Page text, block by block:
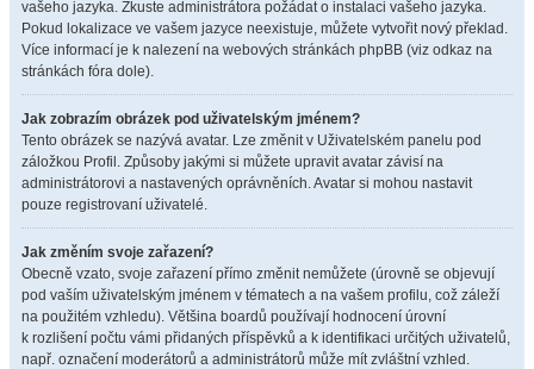
vašeho jazyka. Zkuste administrátora požádat o instalaci vašeho jazyka.
Pokud lokalizace ve vašem jazyce neexistuje, můžete vytvořit nový překlad.
Více informací je k nalezení na webových stránkách phpBB (viz odkaz na
stránkách fóra dole).
Jak zobrazím obrázek pod uživatelským jménem?
Tento obrázek se nazývá avatar. Lze změnit v Uživatelském panelu pod
záložkou Profil. Způsoby jakými si můžete upravit avatar závisí na
administrátorovi a nastavených oprávněních. Avatar si mohou nastavit
pouze registrovaní uživatelé.
Jak změním svoje zařazení?
Obecně vzato, svoje zařazení přímo změnit nemůžete (úrovně se objevují
pod vaším uživatelským jménem v tématech a na vašem profilu, což záleží
na použitém vzhledu). Většina boardů používají hodnocení úrovní
k rozlišení počtu vámi přidaných příspěvků a k identifikaci určitých uživatelů,
např. označení moderátorů a administrátorů může mít zvláštní vzhled.